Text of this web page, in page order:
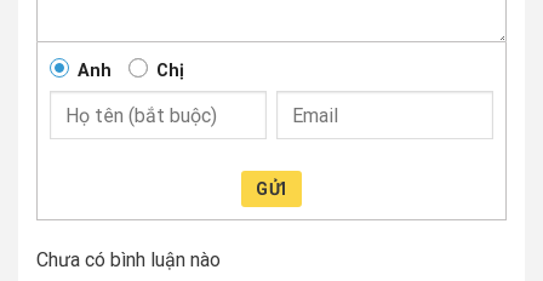
Anh Chị
GỬI
Chưa có bình luận nào